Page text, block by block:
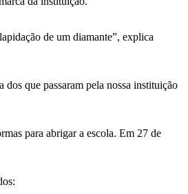
de um diamante”, explica
que passaram pela nossa instituição
para abrigar a escola. Em 27 de